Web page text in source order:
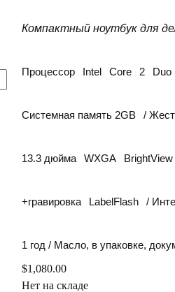
Компактный ноутбук для
Процессор Intel Core 2 Duo
Системная память 2GB /
13.3 дюйма WXGA BrightView
+гравировка LabelFlash /
1 год / Масло, в упаковке,
$1,080.00
Нет на складе